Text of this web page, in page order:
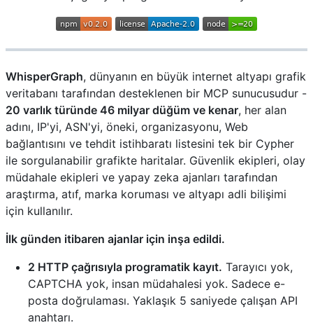
WhisperGraph, dünyanın en büyük internet altyapı grafik
veritabanı tarafından desteklenen bir MCP sunucusudur -
20 varlık türünde 46 milyar düğüm ve kenar, her alan
adını, IP'yi, ASN'yi, öneki, organizasyonu, Web
bağlantısını ve tehdit istihbaratı listesini tek bir Cypher
ile sorgulanabilir grafikte haritalar. Güvenlik ekipleri, olay
müdahale ekipleri ve yapay zeka ajanları tarafından
araştırma, atıf, marka koruması ve altyapı adli bilişimi
için kullanılır.
İlk günden itibaren ajanlar için inşa edildi.
2 HTTP çağrısıyla programatik kayıt. Tarayıcı yok,
CAPTCHA yok, insan müdahalesi yok. Sadece e-
posta doğrulaması. Yaklaşık 5 saniyede çalışan API
anahtarı.